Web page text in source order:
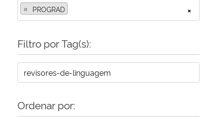
Secretaria-Geral
Secretaria de Governo
Gabinete de Segurança Institucional
×
× PROGRAD
Filtro por Tag(s):
Ordenar por: